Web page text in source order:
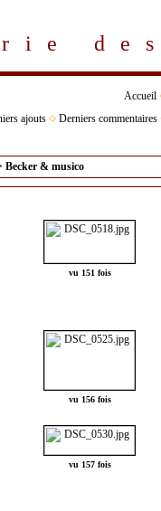
Accueil
ajouts Derniers commentaires
Becker & musico
vu 151 fois
vu 156 fois
vu 157 fois